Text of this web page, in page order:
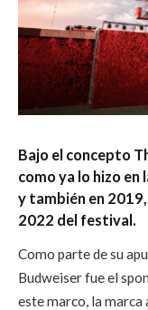
Bajo el concepto
como ya lo hizo en
y también en
2022 del festival.
Como parte de su
Budweiser fue el
este marco, la